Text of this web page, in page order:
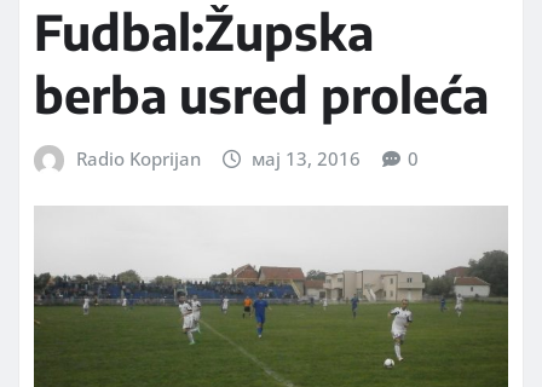
Fudbal:Župska
berba usred proleća
Radio Koprijan мај 13, 2016 0